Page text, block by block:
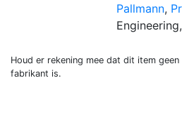
Pallmann,
Houd er rekening mee dat dit item
fabrikant is.